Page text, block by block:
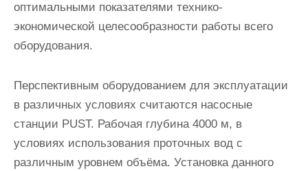
оптимальными показателями технико-
экономической целесообразности работы всего
оборудования.
Перспективным оборудованием для эксплуатации
в различных условиях считаются насосные
станции PUST. Рабочая глубина 4000 м, в
условиях использования проточных вод с
различным уровнем объёма. Установка данного